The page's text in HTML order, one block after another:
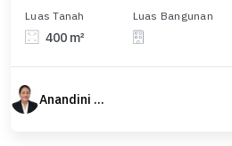
Luas Tanah
400 m²
Luas Bangunan
Anandini Property